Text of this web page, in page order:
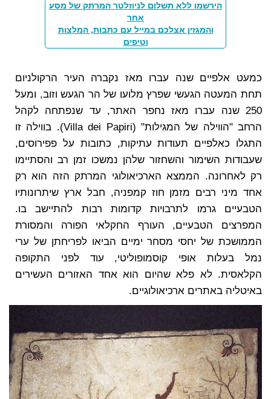
הירשמו ללא תשלום לניוזלטר המרתק של מסע
אחר
והמגזין אצלכם במייל עם כתבות, המלצות
וטיפים
כמעט אלפיים שנה עברו מאז נקברה העיר הרקולניום
תחת המעטה הגעשי שפרץ מלועו של הר הגעש וזוב, ומעל
250 שנה עברו מאז נחפר האתר, עד שנפתחה לקהל
הרחב "הווילה של המגילות" (Villa dei Papiri). בווילה זו
התגלו כאלפיים תעודות עתיקות, כתובות על פפירוסים,
שעבודות השימור והשחזור שלהן נמשכו זמן רב והסתיימו
רק לאחרונה. הממצא הארכיאולוגי המרתק הזה הוא רק
אחד מיני רבים מזמן חוז קמפניה, חבל ארץ שיתרונותיו
הטבעיים גרמו לתרבויות קדומות רבות להתיישב בו.
המפרצים הטבעיים, העורף החקלאי הפורה והמסורת
הממושכת של יחסי מסחר ימיים הביאו לפריחתן של ערי
נמל בעלות אופי קוסמופוליטי, עוד לפני התקופה
הקלאסית. לא פלא שהיום הוא אחד האזורים העשירים
באיטליה באתרים ארכיאולוגיים.